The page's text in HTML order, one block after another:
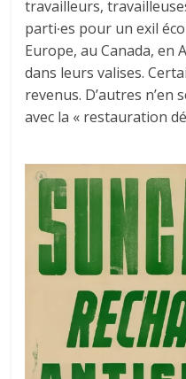
travailleurs,
parti∙es pour un exil
Europe, au Canada, en
dans leurs valises.
revenus. D’autres n’en
avec la « restauration